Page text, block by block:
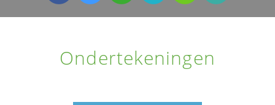
Ondertekeningen